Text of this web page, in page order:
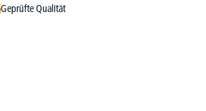
Geprüfte Qualität